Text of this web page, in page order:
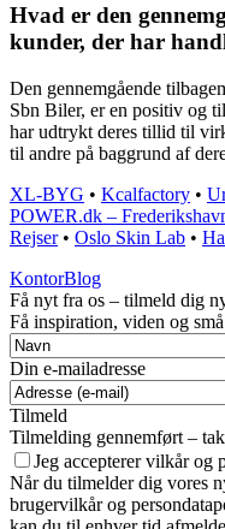
Hvad er den
kunder, der har
Den gennemgående
Sbn Biler, er en positiv og
har udtrykt deres tillid til
til andre på baggrund af
XL-BYG • Kcalfactory •
POWER.dk –
Rejser• Oslo Skin Lab •
KontorBlog
Få nyt fra os – tilmeld dig
Få inspiration, viden og
Din e-mailadresse
Tilmeld
Tilmelding gennemført – tak
Jeg accepterer vilkår og
Når du tilmelder dig vores
brugervilkår og